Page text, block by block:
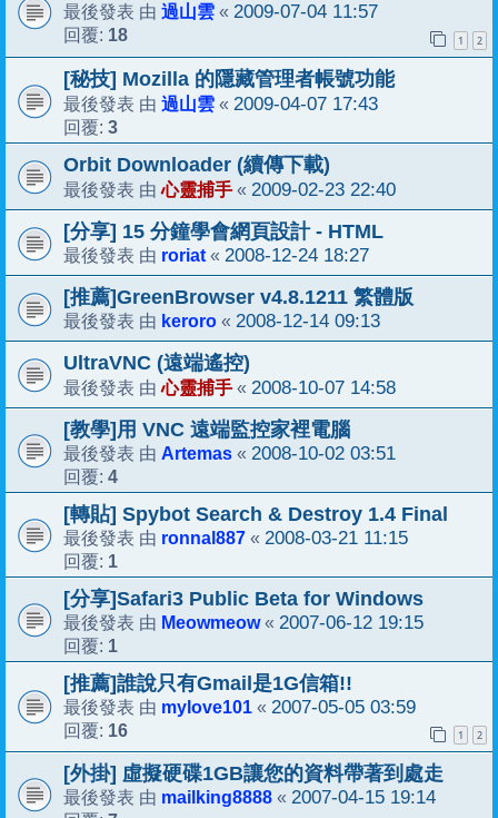
最後發表 由 過山雲 « 2009-07-04 11:57
回覆: 18 1 2
[秘技] Mozilla 的隱藏管理者帳號功能
最後發表 由 過山雲 « 2009-04-07 17:43
回覆: 3
Orbit Downloader (續傳下載)
最後發表 由心靈捕手 « 2009-02-23 22:40
[分享] 15 分鐘學會網頁設計 - HTML
最後發表 由 roriat « 2008-12-24 18:27
[推薦]GreenBrowser v4.8.1211 繁體版
最後發表 由 keroro « 2008-12-14 09:13
UltraVNC (遠端遙控)
最後發表 由心靈捕手 « 2008-10-07 14:58
[教學]用 VNC 遠端監控家裡電腦
最後發表 由 Artemas « 2008-10-02 03:51
回覆: 4
[轉貼] Spybot Search & Destroy 1.4 Final
最後發表 由 ronnal887 « 2008-03-21 11:15
回覆: 1
[分享]Safari3 Public Beta for Windows
最後發表 由 Meowmeow« 2007-06-12 19:15
回覆: 1
[推薦]誰說只有Gmail是1G信箱!!
最後發表 由 mylove101 « 2007-05-05 03:59
回覆: 16 1 2
[外掛] 虛擬硬碟1GB讓您的資料帶著到處走
最後發表 由 mailking8888 « 2007-04-15 19:14